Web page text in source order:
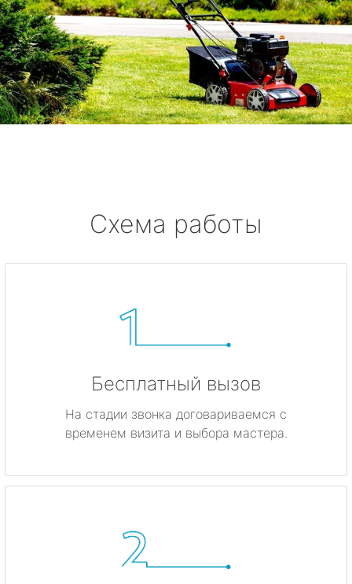
Схема работы
Бесплатный вызов
На стадии звонка договариваемся с
временем визита и выбора мастера.